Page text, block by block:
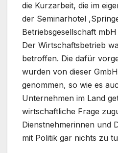
die Kurzarbeit, die im
der Seminarhotel
Betriebsgesellschaft
Der Wirtschaftsbetrieb
betroffen. Die dafür
wurden von dieser
genommen, so wie es
Unternehmen im Land
wirtschaftliche Frage
Dienstnehmerinnen und
mit Politik gar nichts zu